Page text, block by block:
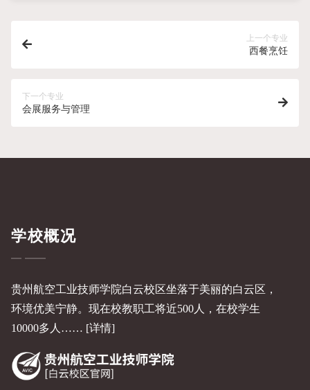
上一个专业
西餐烹饪
下一个专业
会展服务与管理
学校概况
贵州航空工业技师学院白云校区坐落于美丽的白云区，
环境优美宁静。现在校教职工将近500人，在校学生
10000多人…… [详情]